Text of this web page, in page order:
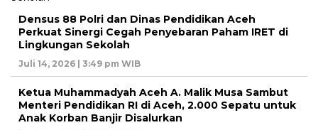
Densus 88 Polri dan Dinas Pendidikan Aceh
Perkuat Sinergi Cegah Penyebaran Paham IRET di
Lingkungan Sekolah
Juli 14, 2026 | 3:49 pm WIB
Ketua Muhammadyah Aceh A. Malik Musa Sambut
Menteri Pendidikan RI di Aceh, 2.000 Sepatu untuk
Anak Korban Banjir Disalurkan